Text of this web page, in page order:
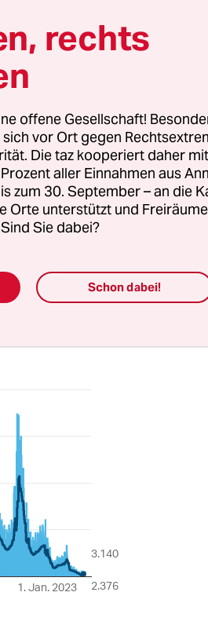
die
besonders
im Internet,
zählen zum
ab 60
Beratung“, wie
rechts
offene Gesellschaft!
vor Ort gegen
Die taz kooperiert daher
aller Einnahmen aus
zum 30. September – an die
Orte unterstützt und
Sie dabei?
Schon dabei!